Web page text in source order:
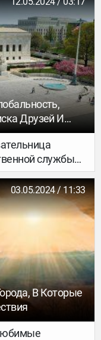
Друзей И
службы
в Вашингтоне
на которые
03.05.2024 / 11:33
В Которые